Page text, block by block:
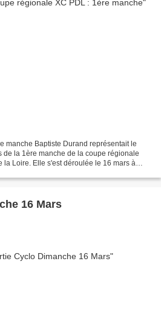
manche Baptiste Durand représentait le
de la 1ère manche de la coupe régionale
la Loire. Elle s'est déroulée le 16 mars à
16 Mars